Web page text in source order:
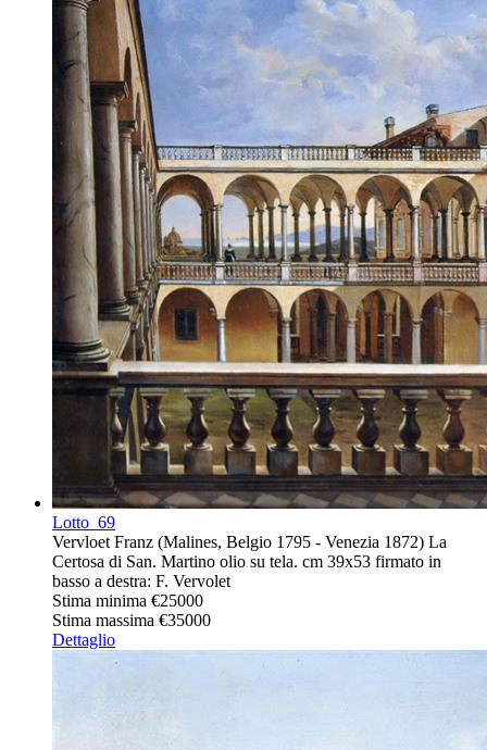
Lotto 69
Vervloet Franz (Malines, Belgio 1795 - Venezia 1872) La
Certosa di San. Martino olio su tela. cm 39x53 firmato in
basso a destra: F. Vervolet
Stima minima €25000
Stima massima €35000
Dettaglio